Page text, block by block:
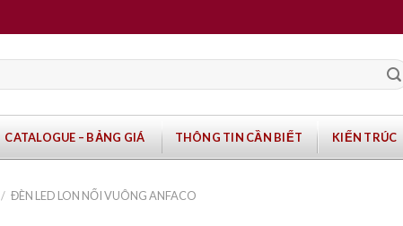
CATALOGUE – BẢNG GIÁ THÔNG TIN CẦN BIẾT KIẾN TRÚC
/ ĐÈN LED LON NỔI VUÔNG ANFACO